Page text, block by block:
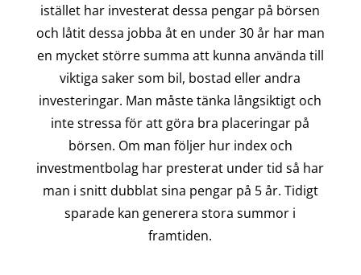
istället har investerat dessa pengar på börsen
och låtit dessa jobba åt en under 30 år har man
en mycket större summa att kunna använda till
viktiga saker som bil, bostad eller andra
investeringar. Man måste tänka långsiktigt och
inte stressa för att göra bra placeringar på
börsen. Om man följer hur index och
investmentbolag har presterat under tid så har
man i snitt dubblat sina pengar på 5 år. Tidigt
sparade kan generera stora summor i
framtiden.